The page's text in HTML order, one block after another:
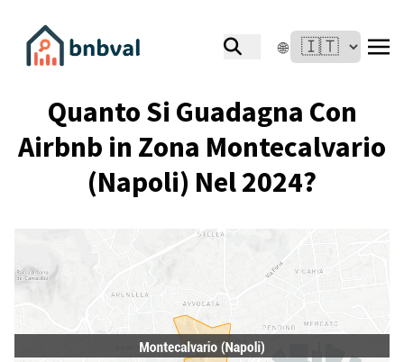
🌐
Quanto Si Guadagna Con
Airbnb in Zona Montecalvario
(Napoli) Nel 2024?